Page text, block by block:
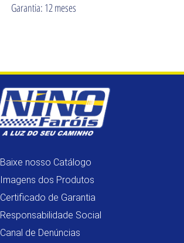
Garantia: 12 meses
Baixe nosso Catálogo
Imagens dos Produtos
Certificado de Garantia
Responsabilidade Social
Canal de Denúncias